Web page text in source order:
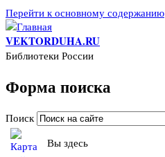
Перейти к основному содержанию
VEKTORDUHA.RU
Библиотеки России
Форма поиска
Поиск
Вы здесь